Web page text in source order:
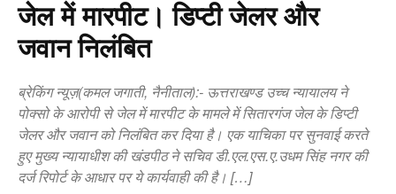
जेल में मारपीट। डिप्टी जेलर और
जवान निलंबित
ब्रेकिंग न्यूज़(कमल जगाती, नैनीताल):- ऊत्तराखण्ड उच्च न्यायालय ने
पोक्सो के आरोपी से जेल में मारपीट के मामले में सितारगंज जेल के डिप्टी
जेलर और जवान को निलंबित कर दिया है। एक याचिका पर सुनवाई करते
हुए मुख्य न्यायाधीश की खंडपीठ ने सचिव डी.एल.एस.ए.उधम सिंह नगर की
दर्ज रिपोर्ट के आधार पर ये कार्यवाही की है। […]